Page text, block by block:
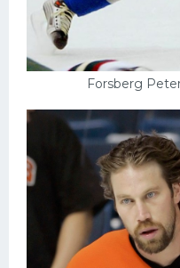
Forsberg